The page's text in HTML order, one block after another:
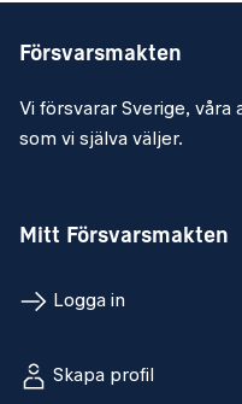
Försvarsmakten
Vi försvarar Sverige, våra
som vi själva väljer.
Mitt Försvarsmakten
Logga in
Skapa profil